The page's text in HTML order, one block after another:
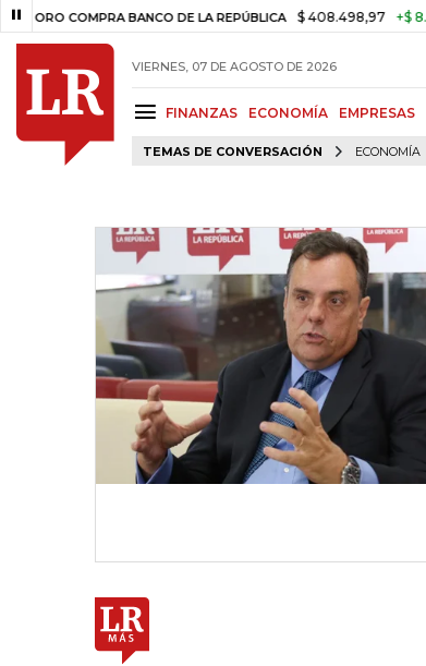
COMPRA BANCO DE LA REPÚBLICA $ 408.498,97 +$ 8.753,81
VIERNES, 07 DE AGOSTO DE 2026
FINANZAS ECONOMÍA EMPRESAS
TEMAS DE CONVERSACIÓN ECONOMÍA